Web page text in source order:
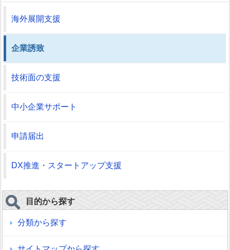
海外展開支援
企業誘致
技術面の支援
中小企業サポート
申請届出
DX推進・スタートアップ支援
目的から探す
分類から探す